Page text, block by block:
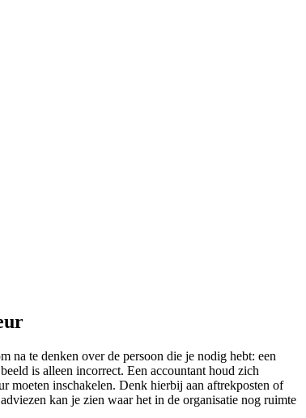
na te denken over de persoon die je nodig hebt: een
is alleen incorrect. Een accountant houd zich
moeten inschakelen. Denk hierbij aan aftrekposten of
kan je zien waar het in de organisatie nog ruimte